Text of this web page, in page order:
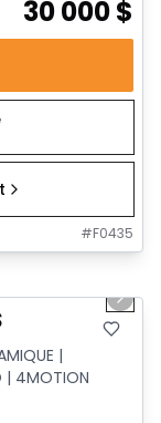
30 000$
#F0435
Next
|
| 4MOTION